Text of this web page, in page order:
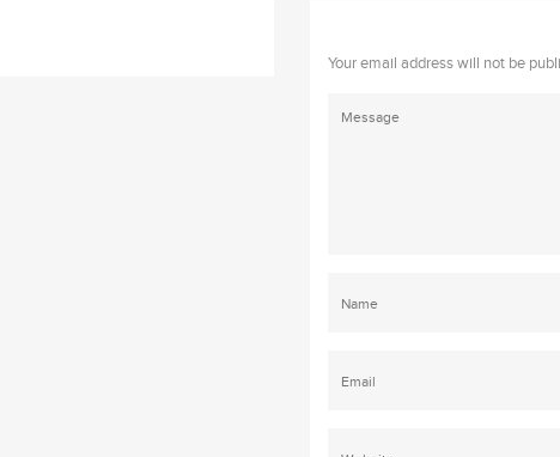
Your email address will not be